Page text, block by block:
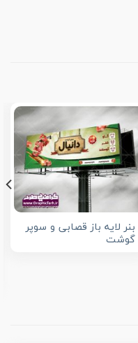
بنر لایه باز قصابی و سوپر
گوشت